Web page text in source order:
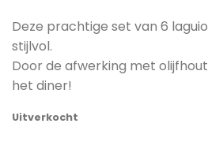
Deze prachtige set van 6
stijlvol.
Door de afwerking met olijfhout
het diner!
Uitverkocht